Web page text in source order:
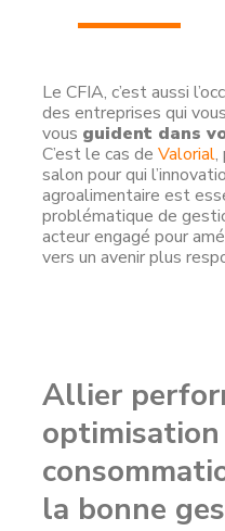
Le CFIA, c’est aussi
des entreprises qui
vous guident dans
C’est le cas de Valorial,
salon pour qui
agroalimentaire est
problématique de
acteur engagé pour
vers un avenir plus
Allier
la bonne